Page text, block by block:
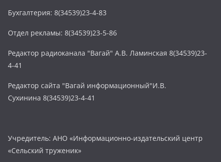
Бухгалтерия: 8(34539)23-4-83
Отдел рекламы: 8(34539)23-5-86
Редактор радиоканала "Вагай" А.В. Ламинская 8(34539)23-
4-41
Редактор сайта "Вагай информационный"И.В.
Сухинина 8(34539)23-4-41
Учредитель: АНО «Информационно-издательский центр
«Сельский труженик»